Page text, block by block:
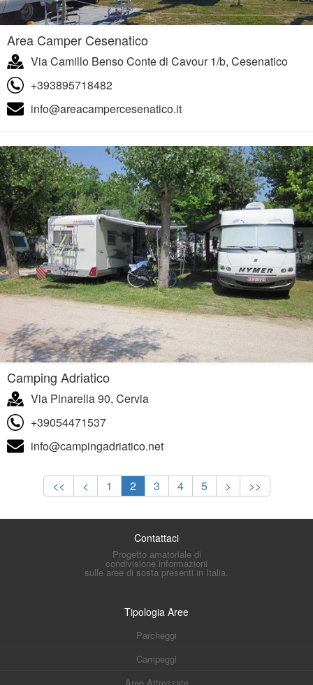
Area Camper Cesenatico
Via Camillo Benso Conte di Cavour 1/b, Cesenatico
+393895718482
info@areacampercesenatico.it
Camping Adriatico
Via Pinarella 90, Cervia
+39054471537
info@campingadriatico.net
<< < 1 2 3 4 5 > >>
Contattaci
Progetto amatoriale di
condivisione informazioni
sulle aree di sosta presenti in Italia.
Tipologia Aree
Parcheggi
Campeggi